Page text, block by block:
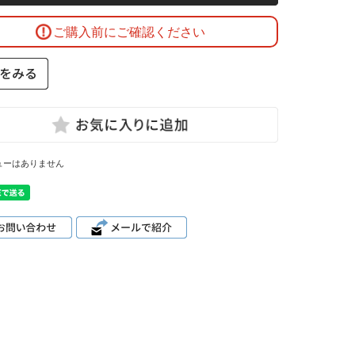
ご購入前にご確認ください
ーはありません